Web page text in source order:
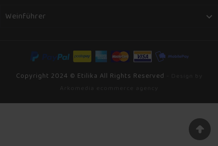
Weinführer 
Copyright 2024 © Etilika All Rights Reserved